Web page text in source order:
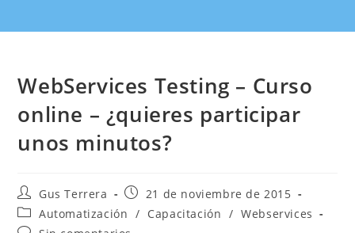
WebServices Testing – Curso
online – ¿quieres participar
unos minutos?
Gus Terrera
21 de noviembre de 2015
Automatización / Capacitación / Webservices